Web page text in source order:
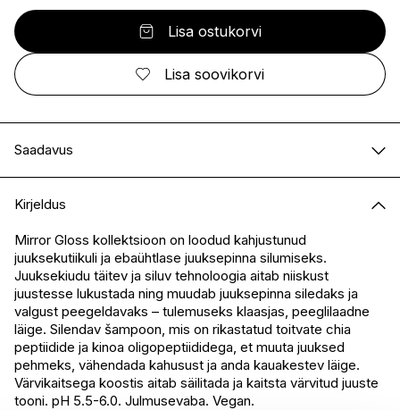
Lisa ostukorvi
Lisa soovikorvi
Saadavus
I.L.U. Kristiine
I.L.U. Ülemiste
Saadaval
I.L.U. Rocca
Ei ole saadaval
I.L.U. Lõunakeskus
Saadaval
I.L.U. Pärnu
Ei ole saadaval
Kirjeldus
Mirror Gloss kollektsioon on loodud kahjustunud
juuksekutiikuli ja ebaühtlase juuksepinna silumiseks.
Juuksekiudu täitev ja siluv tehnoloogia aitab niiskust
juustesse lukustada ning muudab juuksepinna siledaks ja
valgust peegeldavaks – tulemuseks klaasjas, peeglilaadne
läige. Silendav šampoon, mis on rikastatud toitvate chia
peptiidide ja kinoa oligopeptiididega, et muuta juuksed
pehmeks, vähendada kahusust ja anda kauakestev läige.
Värvikaitsega koostis aitab säilitada ja kaitsta värvitud juuste
tooni. pH 5.5-6.0. Julmusevaba. Vegan.